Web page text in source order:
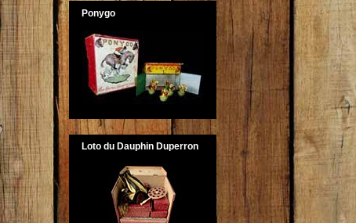
Ponygo
Loto du Dauphin Duperron